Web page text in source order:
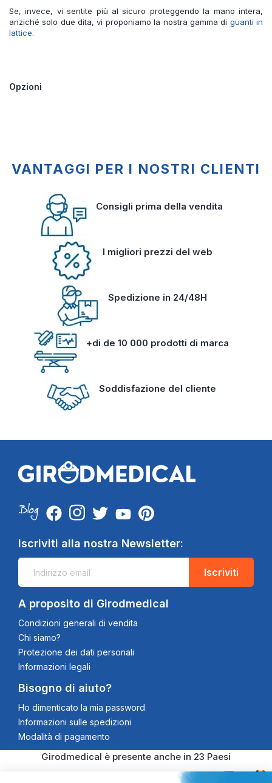
Se, invece, vi sentite più al sicuro proteggendo la mano intera,
anziché solo due dita, vi proponiamo la nostra gamma di guanti in
lattice.
Opzioni
VANTAGGI PER I NOSTRI CLIENTI
Consigli prima della vendita
I migliori prezzi del web
Spedizione in 24/48H
+di de 10 000 prodotti di marca
Soddisfazione del cliente
Iscriviti alla nostra Newsletter:
Iscriviti
A proposito di Girodmedical
Condizioni generali di vendita
Chi siamo?
Protezione dei dati personali
Informazioni legali
Bisogno di aiuto?
Ho dimenticato la mia password
Informazioni sulle spedizioni
Modalità di pagamento
Girodmedical è presente anche in 23 Paesi